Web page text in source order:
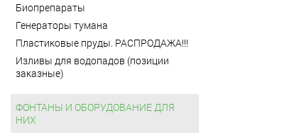
Биопрепараты
Генераторы тумана
Пластиковые пруды. РАСПРОДАЖА!!!
Изливы для водопадов (позиции
заказные)
ФОНТАНЫ И ОБОРУДОВАНИЕ ДЛЯ
НИХ